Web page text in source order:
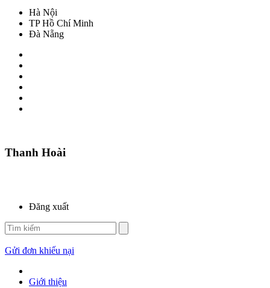
Hà Nội
TP Hồ Chí Minh
Đà Nẵng
Thanh Hoài
Đăng xuất
Gửi đơn khiếu nại
Giới thiệu